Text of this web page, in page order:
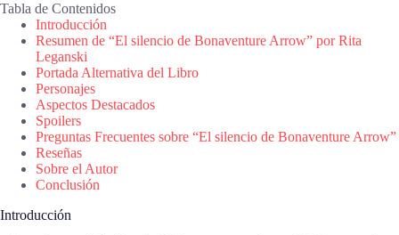
Tabla de Contenidos
Introducción
Resumen de “El silencio de Bonaventure Arrow” por Rita
Leganski
Portada Alternativa del Libro
Personajes
Aspectos Destacados
Spoilers
Preguntas Frecuentes sobre “El silencio de Bonaventure Arrow”
Reseñas
Sobre el Autor
Conclusión
Introducción